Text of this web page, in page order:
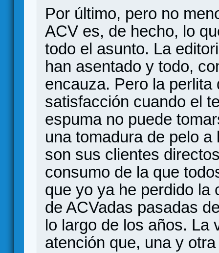
Por último, pero no
ACV es, de hecho, lo
todo el asunto. La
han asentado y todo,
encauza. Pero la
satisfacción cuando el
espuma no puede
una tomadura de pelo
son sus clientes
consumo de la que
que yo ya he perdido la
de ACVadas pasadas
lo largo de los años. La
atención que, una y